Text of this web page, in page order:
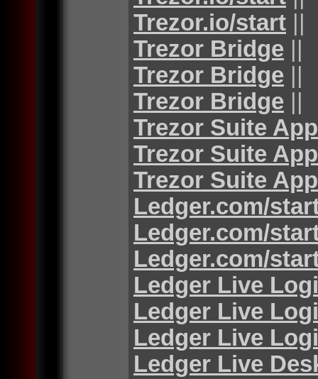
Trezor.io/start ||
Trezor Bridge ||
Trezor Bridge ||
Trezor Bridge ||
Trezor Suite App
Trezor Suite App
Trezor Suite App
Ledger.com/
Ledger.com/
Ledger.com/
Ledger Live
Ledger Live
Ledger Live
Ledger Live